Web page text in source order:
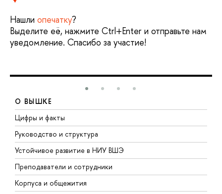
Нашли опечатку?
Выделите её, нажмите Ctrl+Enter и отправьте нам
уведомление. Спасибо за участие!
О ВЫШКЕ
Цифры и факты
Руководство и структура
Устойчивое развитие в НИУ ВШЭ
Преподаватели и сотрудники
Корпуса и общежития